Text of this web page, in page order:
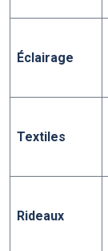
Éclairage
Textiles
Rideaux